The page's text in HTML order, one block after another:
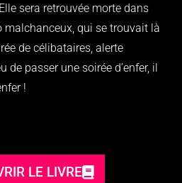
sera retrouvée morte dans
malchanceux, qui se trouvait là
de célibataires, alerte
passer une soirée d’enfer, il
!
LE LIVRE